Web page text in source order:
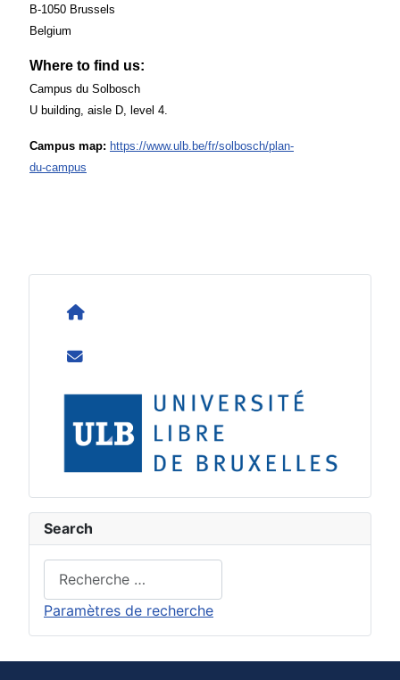
Search
Paramètres de recherche
B-1050 Brussels
Belgium
Where to find us:
Campus du Solbosch
U building, aisle D, level 4.
Campus map: https://www.ulb.be/fr/solbosch/plan-
du-campus